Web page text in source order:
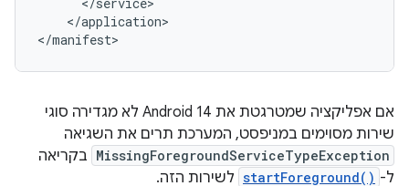
</application>
אם אפליקציה שמטרגטת את Android 14 לא מגדירה סוגי
שירות מסוימים במניפסט, המערכת תרים את השגיאה
MissingForegroundServiceTypeException בקריאה
ל- startForeground() לשירות הזה.